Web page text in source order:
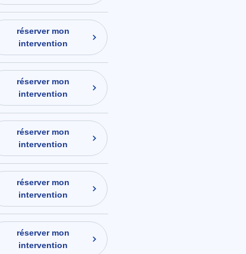
réserver mon
intervention
réserver mon
intervention
réserver mon
intervention
réserver mon
intervention
réserver mon
intervention